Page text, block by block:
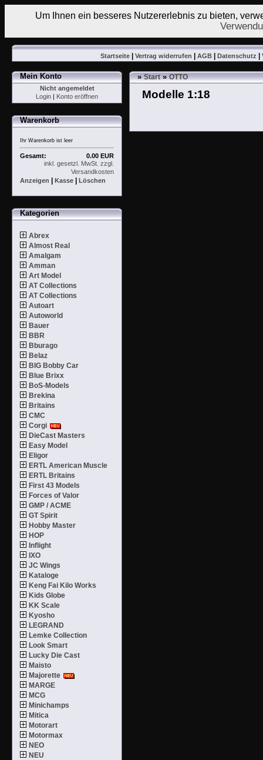
Um Ihnen ein besseres Nutzererlebnis zu bieten,
Startseite Vertrag widerrufen AGB Datenschutz
Mein Konto
Nicht angemeldet
Login | Konto eröffnen
Warenkorb
Ihr Warenkorb ist leer
Gesamt:
0.00 EUR
inkl. gesetzl. MwSt. zzgl.
Versandkosten
Anzeigen
Kasse Löschen
Kategorien
Abrex
Almost Real
Amalgam
Amman
Art Model
AT Collections
AT Collections
Autoart
Autoworld
Bauer
BBR
Bburago
Belaz
BIG Bobby Car
Blue Brixx
BoS-Models
Brekina
Britains
CMC
Corgi
DieCast Masters
Easy Model
Eligor
ERTL American Muscle
ERTL Britains
First 43 Models
Forces of Valor
GMP / ACME
GT Spirit
Hobby Master
HOP
Inflight
IXO
JC Wings
Kataloge
Keng Fai Kilo Works
Kids Globe
KK Scale
Kyosho
LEGRAND
Lemke Collection
Look Smart
Lucky Die Cast
Maisto
Majorette
MARGE
MCG
Minichamps
Mitica
Motorart
Motormax
NEO
NEU
»Start»OTTO
Modelle 1:18